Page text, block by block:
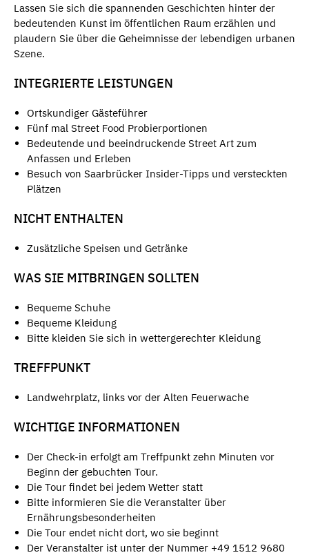
Lassen Sie sich die spannenden Geschichten hinter der
bedeutenden Kunst im öffentlichen Raum erzählen und
plaudern Sie über die Geheimnisse der lebendigen urbanen
Szene.
INTEGRIERTE LEISTUNGEN
Ortskundiger Gästeführer
Fünf mal Street Food Probierportionen
Bedeutende und beeindruckende Street Art zum
Anfassen und Erleben
Besuch von Saarbrücker Insider-Tipps und versteckten
Plätzen
NICHT ENTHALTEN
Zusätzliche Speisen und Getränke
WAS SIE MITBRINGEN SOLLTEN
Bequeme Schuhe
Bequeme Kleidung
Bitte kleiden Sie sich in wettergerechter Kleidung
TREFFPUNKT
Landwehrplatz, links vor der Alten Feuerwache
WICHTIGE INFORMATIONEN
Der Check-in erfolgt am Treffpunkt zehn Minuten vor
Beginn der gebuchten Tour.
Die Tour findet bei jedem Wetter statt
Bitte informieren Sie die Veranstalter über
Ernährungsbesonderheiten
Die Tour endet nicht dort, wo sie beginnt
Der Veranstalter ist unter der Nummer +49 1512 9680